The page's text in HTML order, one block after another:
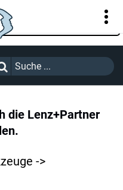
die Lenz+Partner
->